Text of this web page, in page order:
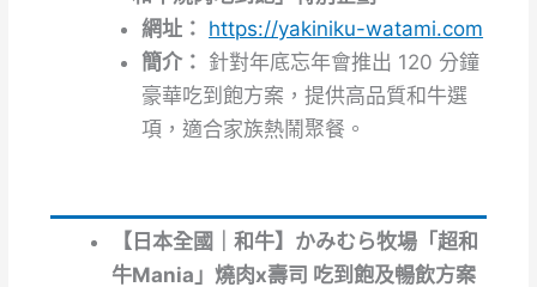
網址： https://yakiniku-watami.com
簡介： 針對年底忘年會推出 120 分鐘
豪華吃到飽方案，提供高品質和牛選
項，適合家族熱鬧聚餐。
【日本全國｜和牛】かみむら牧場「超和
牛Mania」燒肉x壽司 吃到飽及暢飲方案